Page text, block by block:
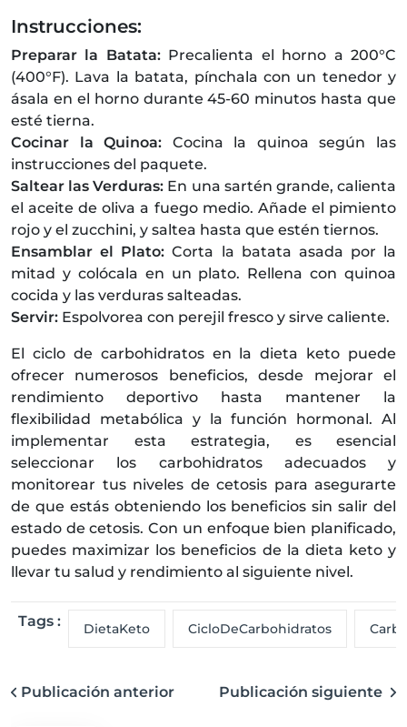
Instrucciones:
Preparar la Batata:Precalienta el horno a 200°C
(400°F). Lava la batata, pínchala con un tenedor y
ásala en el horno durante 45-60 minutos hasta que
esté tierna.
Cocinar la Quinoa: Cocina la quinoa según las
instrucciones del paquete.
Saltear las Verduras: En una sartén grande, calienta
el aceite de oliva a fuego medio. Añade el pimiento
rojo y el zucchini, y saltea hasta que estén tiernos.
Ensamblar el Plato:Corta la batata asada por la
mitad y colócala en un plato. Rellena con quinoa
cocida y las verduras salteadas.
Servir: Espolvorea con perejil fresco y sirve caliente.
El ciclo de carbohidratos en la dieta keto puede
ofrecer numerosos beneficios, desde mejorar el
rendimiento deportivo hasta mantener la
flexibilidad metabólica y la función hormonal. Al
implementar esta estrategia, es esencial
seleccionar los carbohidratos adecuados y
monitorear tus niveles de cetosis para asegurarte
de que estás obteniendo los beneficios sin salir del
estado de cetosis. Con un enfoque bien planificado,
puedes maximizar los beneficios de la dieta keto y
llevar tu salud y rendimiento al siguiente nivel.
Tags : DietaKeto CicloDeCarbohidratos
Publicación anterior Publicación siguiente